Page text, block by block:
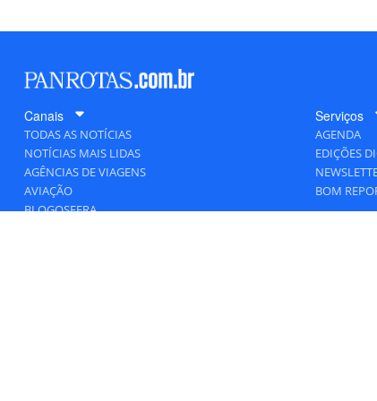
Canais
TODAS AS NOTÍCIAS
NOTÍCIAS MAIS LIDAS
AGÊNCIAS DE VIAGENS
AVIAÇÃO
BLOGOSFERA
Serviços
AGENDA
EDIÇÕES
BOM